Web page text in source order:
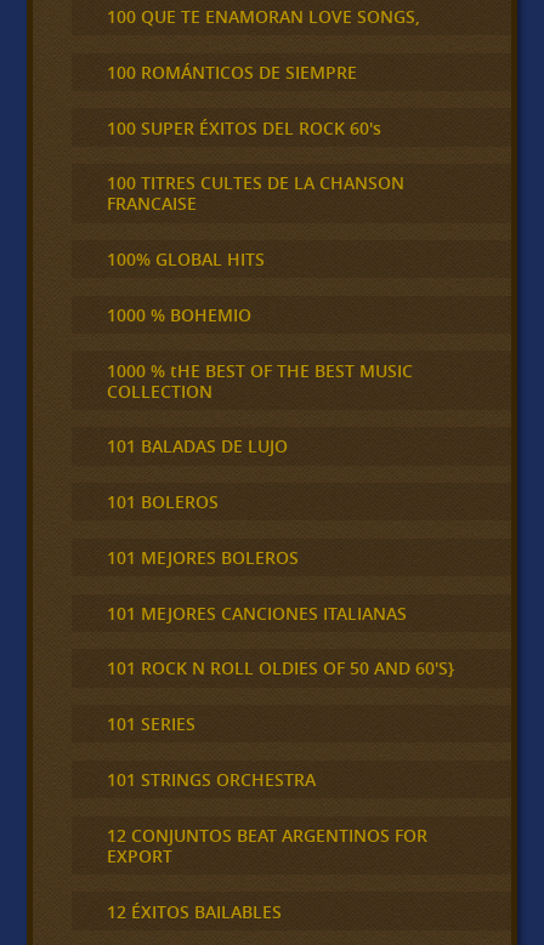
100 QUE TE ENAMORAN LOVE SONGS,
100 ROMÁNTICOS DE SIEMPRE
100 SUPER ÉXITOS DEL ROCK 60's
100 TITRES CULTES DE LA CHANSON
FRANCAISE
100% GLOBAL HITS
1000 % BOHEMIO
1000 % tHE BEST OF THE BEST MUSIC
COLLECTION
101 BALADAS DE LUJO
101 BOLEROS
101 MEJORES BOLEROS
101 MEJORES CANCIONES ITALIANAS
101 ROCK N ROLL OLDIES OF 50 AND 60'S}
101 SERIES
101 STRINGS ORCHESTRA
12 CONJUNTOS BEAT ARGENTINOS FOR
EXPORT
12 ÉXITOS BAILABLES